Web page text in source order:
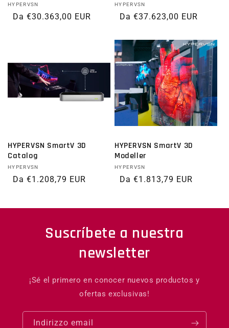
Fornitore:
HYPERVSN
Prezzo di listino
Da €30.363,00 EUR
Fornitore:
HYPERVSN
Prezzo di listino
Da €37.623,00 EUR
HYPERVSN SmartV 3D
Catalog
Fornitore:
HYPERVSN
Prezzo di listino
Da €1.208,79 EUR
HYPERVSN SmartV 3D
Modeller
Fornitore:
HYPERVSN
Prezzo di listino
Da €1.813,79 EUR
Suscríbete a nuestra
newsletter
¡Sé el primero en conocer nuevos productos y
ofertas exclusivas!
Indirizzo email